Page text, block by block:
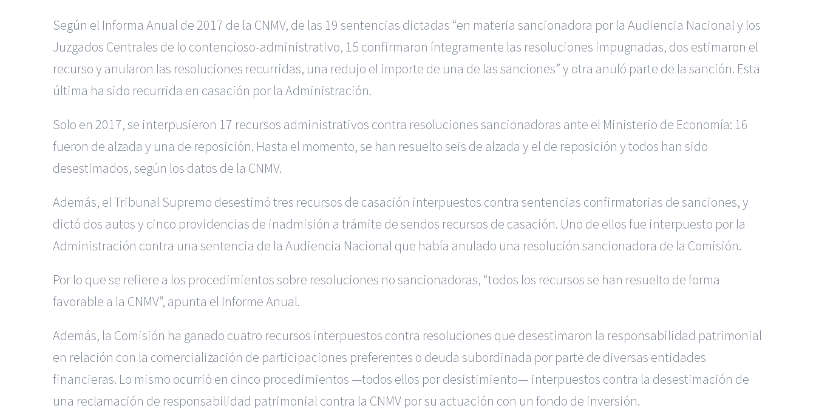
Según el Informa Anual de 2017 de la CNMV, de las 19 sentencias dictadas “en materia sancionadora por la Audiencia Nacional y los
Juzgados Centrales de lo contencioso-administrativo, 15 confirmaron íntegramente las resoluciones impugnadas, dos estimaron el
recurso y anularon las resoluciones recurridas, una redujo el importe de una de las sanciones” y otra anuló parte de la sanción. Esta
última ha sido recurrida en casación por la Administración.
Solo en 2017, se interpusieron 17 recursos administrativos contra resoluciones sancionadoras ante el Ministerio de Economía: 16
fueron de alzada y una de reposición. Hasta el momento, se han resuelto seis de alzada y el de reposición y todos han sido
desestimados, según los datos de la CNMV.
Además, el Tribunal Supremo desestimó tres recursos de casación interpuestos contra sentencias confirmatorias de sanciones, y
dictó dos autos y cinco providencias de inadmisión a trámite de sendos recursos de casación. Uno de ellos fue interpuesto por la
Administración contra una sentencia de la Audiencia Nacional que había anulado una resolución sancionadora de la Comisión.
Por lo que se refiere a los procedimientos sobre resoluciones no sancionadoras, “todos los recursos se han resuelto de forma
favorable a la CNMV”, apunta el Informe Anual.
Además, la Comisión ha ganado cuatro recursos interpuestos contra resoluciones que desestimaron la responsabilidad patrimonial
en relación con la comercialización de participaciones preferentes o deuda subordinada por parte de diversas entidades
financieras. Lo mismo ocurrió en cinco procedimientos —todos ellos por desistimiento— interpuestos contra la desestimación de
una reclamación de responsabilidad patrimonial contra la CNMV por su actuación con un fondo de inversión.